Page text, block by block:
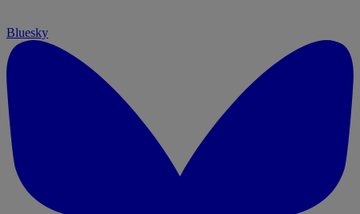
Bluesky